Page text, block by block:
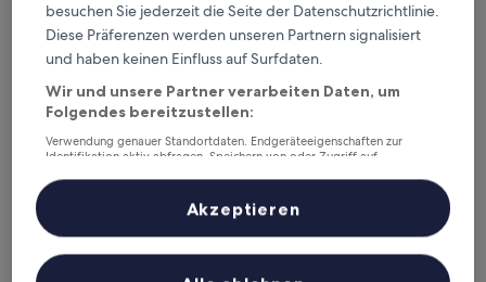
Verdiene Prämien für jede
wahrgenommene Übernachtung
Mehr sparen mit Preisen für Mitglieder
Überprüfe die Preise für diese Daten
Heute
Morgen
besuchen Sie jederzeit die Seite der Datenschutzrichtlinie.
Diese Präferenzen werden unseren Partnern signalisiert
und haben keinen Einfluss auf Surfdaten.
Wir und unsere Partner verarbeiten Daten, um
Folgendes bereitzustellen:
Verwendung genauer Standortdaten. Endgeräteeigenschaften zur
Identifikation aktiv abfragen. Speichern von oder Zugriff auf
Inhalte, Messung von Werbeleistung und der Performance von Inhalten,
Zielgruppenforschung sowie Entwicklung und Verbesserung von
Liste der Partner (Lieferanten)
Akzeptieren